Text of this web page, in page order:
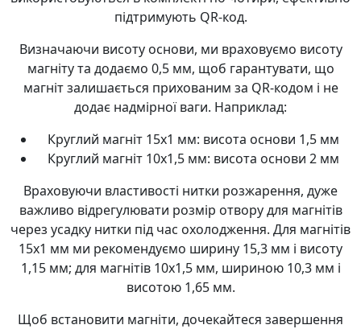
підтримують QR-код.
Визначаючи висоту основи, ми враховуємо висоту
магніту та додаємо 0,5 мм, щоб гарантувати, що
магніт залишається прихованим за QR-кодом і не
додає надмірної ваги. Наприклад:
Круглий магніт 15х1 мм: висота основи 1,5 мм
Круглий магніт 10х1,5 мм: висота основи 2 мм
Враховуючи властивості нитки розжарення, дуже
важливо відрегулювати розмір отвору для магнітів
через усадку нитки під час охолодження. Для магнітів
15x1 мм ми рекомендуємо ширину 15,3 мм і висоту
1,15 мм; для магнітів 10x1,5 мм, шириною 10,3 мм і
висотою 1,65 мм.
Щоб встановити магніти, дочекайтеся завершення